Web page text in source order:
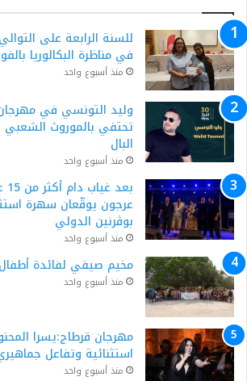
للسنة الرابعة على
في مناظرة البكالوريا
منذ أسبوع واحد
وليد التونسي في
تحتفي بالموروث
البال
منذ أسبوع واحد
عرجون يوقّعان سهرة
بوڨرنين الدولي
منذ أسبوع واحد
مخيم صيفي لفائدة أطفال
منذ أسبوع واحد
مهرجان قرطاج:يسرا
استثنائية وتفاعل
منذ أسبوع واحد